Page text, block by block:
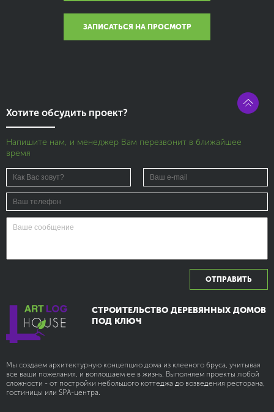
ЗАПИСАТЬСЯ НА ПРОСМОТР
СТРОИТЕЛЬСТВО ДЕРЕВЯННЫХ ДОМОВ
ПОД КЛЮЧ
Мы создаем архитектурную концепцию дома из клееного бруса, учитывая
все ваши пожелания, и воплощаем ее в жизнь. Выполняем проекты любой
сложности - от постройки небольшого коттеджа до возведения ресторана,
гостиницы или SPA-центра.
Хотите обсудить проект?
Напишите нам, и менеджер Вам перезвонит в ближайшее
время
ОТПРАВИТЬ